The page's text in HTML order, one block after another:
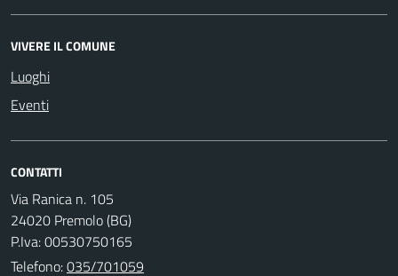
VIVERE IL COMUNE
Luoghi
Eventi
CONTATTI
Via Ranica n. 105
24020 Premolo (BG)
P.Iva: 00530750165
Telefono:035/701059